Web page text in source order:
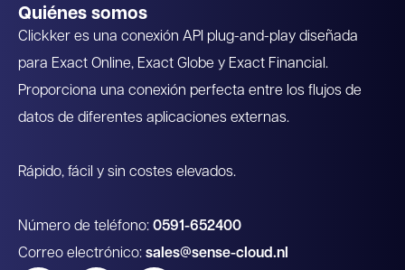
Quiénes somos
Clickker es una conexión API plug-and-play diseñada
para Exact Online, Exact Globe y Exact Financial.
Proporciona una conexión perfecta entre los flujos de
datos de diferentes aplicaciones externas.
Rápido, fácil y sin costes elevados.
Número de teléfono: 0591-652400
Correo electrónico: sales@sense-cloud.nl